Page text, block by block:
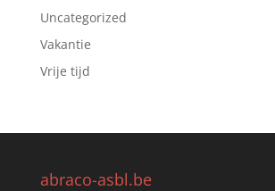
Uncategorized
Vakantie
Vrije tijd
abraco-asbl.be